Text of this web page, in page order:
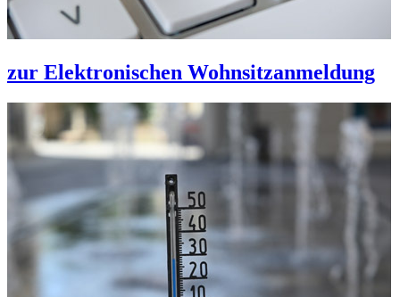
zur Elektronischen Wohnsitzanmeldung